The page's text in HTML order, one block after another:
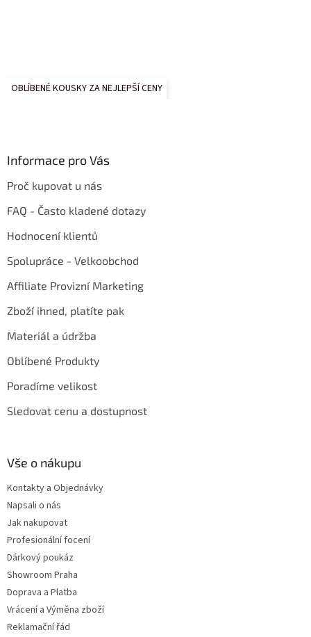
OBLÍBENÉ KOUSKY ZA NEJLEPŠÍ CENY
Informace pro Vás
Proč kupovat u nás
FAQ - Často kladené dotazy
Hodnocení klientů
Spolupráce - Velkoobchod
Affiliate Provizní Marketing
Zboží ihned, platíte pak
Materiál a údržba
Oblíbené Produkty
Poradíme velikost
Sledovat cenu a dostupnost
Vše o nákupu
Kontakty a Objednávky
Napsali o nás
Jak nakupovat
Profesionální focení
Dárkový poukáz
Showroom Praha
Doprava a Platba
Vrácení a Výměna zboží
Reklamační řád